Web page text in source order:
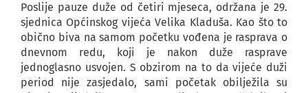
Poslije pauze duže od četiri mjeseca, održana je 29.
sjednica Općinskog vijeća Velika Kladuša. Kao što to
obično biva na samom početku vođena je rasprava o
dnevnom redu, koji je nakon duže rasprave
jednoglasno usvojen. S obzirom na to da vijeće duži
period nije zasjedalo, sami početak obilježila su